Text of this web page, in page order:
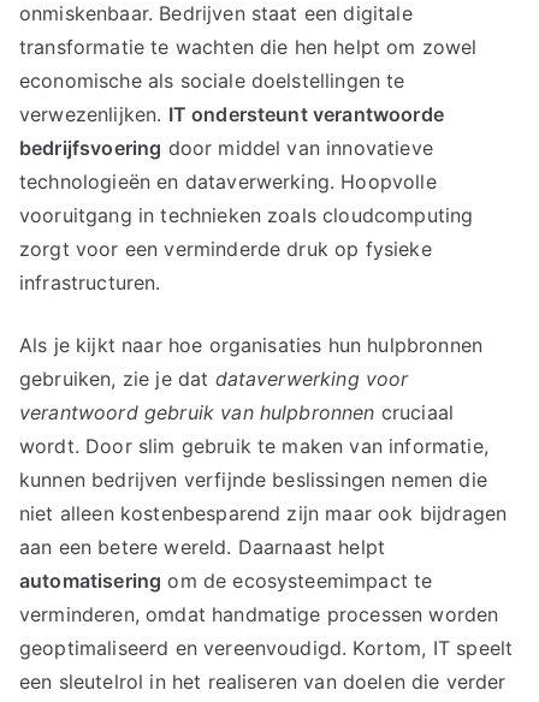
onmiskenbaar. Bedrijven staat een digitale
transformatie te wachten die hen helpt om zowel
economische als sociale doelstellingen te
verwezenlijken. IT ondersteunt verantwoorde
bedrijfsvoering door middel van innovatieve
technologieën en dataverwerking. Hoopvolle
vooruitgang in technieken zoals cloudcomputing
zorgt voor een verminderde druk op fysieke
infrastructuren.
Als je kijkt naar hoe organisaties hun hulpbronnen
gebruiken, zie je dat dataverwerking voor
verantwoord gebruik van hulpbronnen cruciaal
wordt. Door slim gebruik te maken van informatie,
kunnen bedrijven verfijnde beslissingen nemen die
niet alleen kostenbesparend zijn maar ook bijdragen
aan een betere wereld. Daarnaast helpt
automatisering om de ecosysteemimpact te
verminderen, omdat handmatige processen worden
geoptimaliseerd en vereenvoudigd. Kortom, IT speelt
een sleutelrol in het realiseren van doelen die verder